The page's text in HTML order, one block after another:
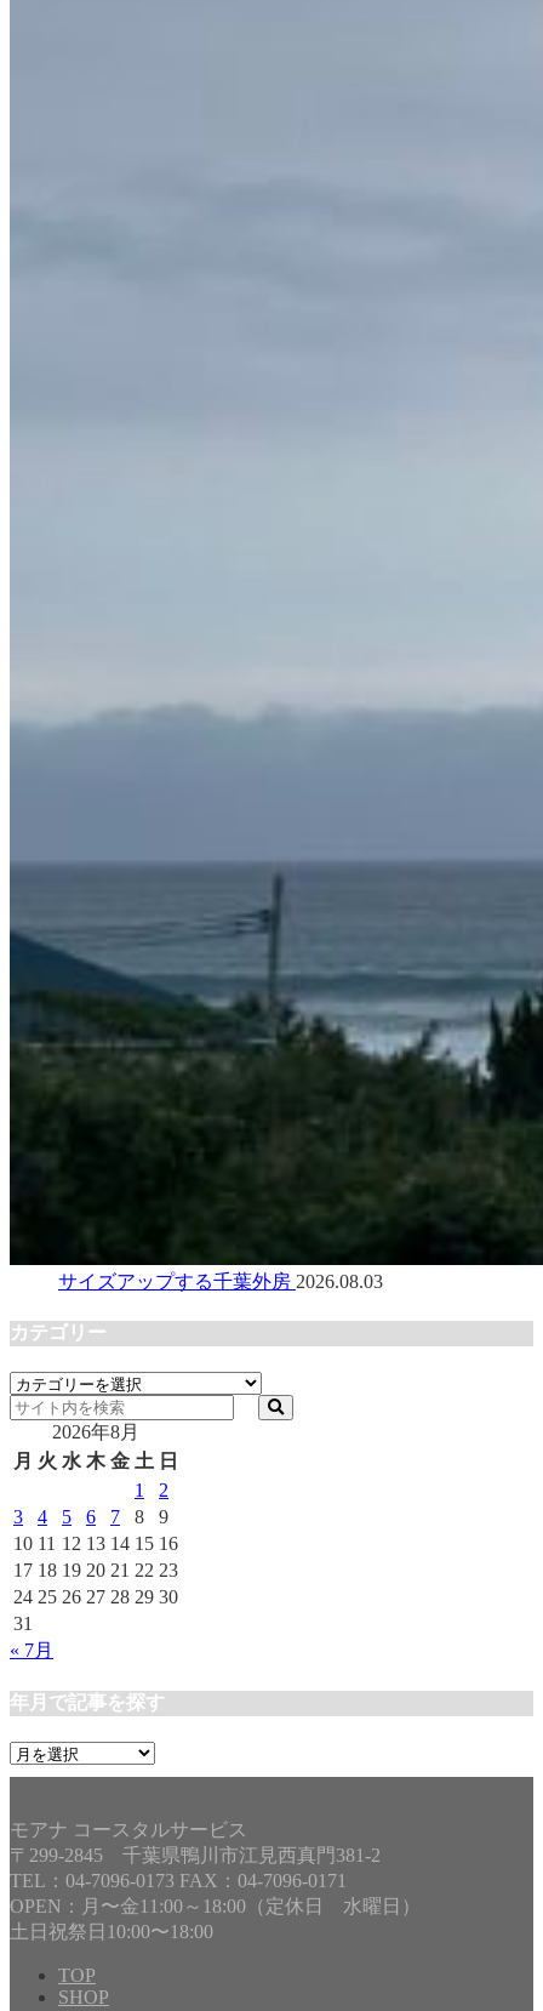
サイズアップする千葉外房 2026.08.03
カテゴリー
カ
テ
リ
2026年8月
月 火 水 木 金 土 日
1
2
3
4 5 6 7 8
9
10 11 12 13 14 15 16
17 18 19 20 21 22 23
24 25 26 27 28 29 30
31
« 7月
年月で記事を探す
年
月
記
事
を
探
す
モアナ コースタルサービス
〒299-2845 千葉県鴨川市江見西真門381-2
TEL：04-7096-0173 FAX：04-7096-0171
OPEN：月〜金11:00～18:00（定休日 水曜日）
土日祝祭日10:00〜18:00
TOP
SHOP